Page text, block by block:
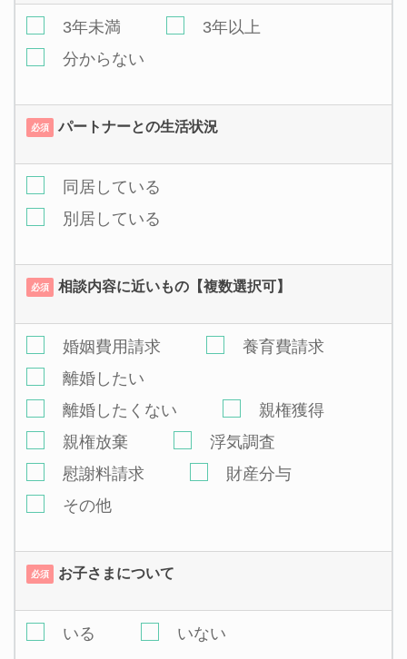
3年未満
3年以上
分からない
必須 パートナーとの生活状況
同居している
別居している
必須 相談内容に近いもの【複数選択可】
婚姻費用請求
養育費請求
離婚したい
離婚したくない
親権獲得
親権放棄
浮気調査
慰謝料請求
財産分与
その他
必須 お子さまについて
いる いない